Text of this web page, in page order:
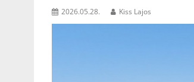
2026.05.28. Kiss Lajos